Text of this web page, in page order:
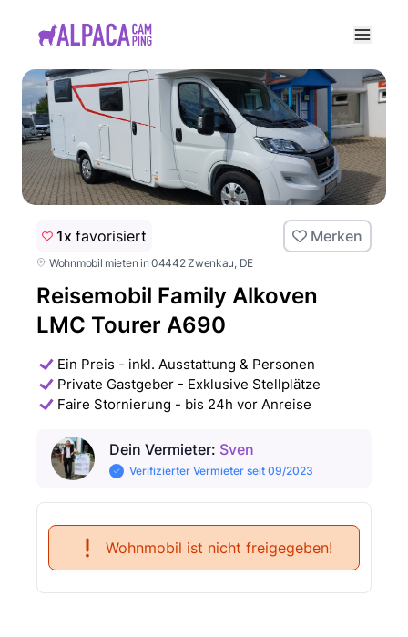
Wohnmobil mieten in 04442 Zwenkau, DE
Reisemobil Family Alkoven
LMC Tourer A690
1x favorisiert Merken
Ein Preis - inkl. Ausstattung & Personen
Private Gastgeber - Exklusive Stellplätze
Faire Stornierung - bis 24h vor Anreise
Dein Vermieter: Sven
Verifizierter Vermieter seit 09/2023
Wohnmobil ist nicht freigegeben!